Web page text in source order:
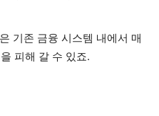
기존 금융 시스템 내에서 매
피해 갈 수 있죠.